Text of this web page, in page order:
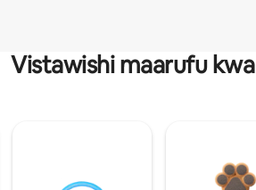
Vistawishi maarufu